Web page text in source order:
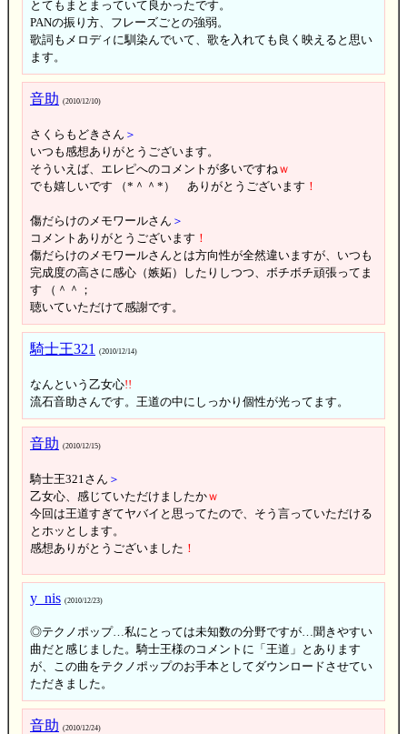
とてもまとまっていて良かったです。
PANの振り方、フレーズごとの強弱。
歌詞もメロディに馴染んでいて、歌を入れても良く映えると思い
ます。
音助 (2010/12/10)
さくらもどきさん ＞
いつも感想ありがとうございます。
そういえば、エレピへのコメントが多いですね ｗ
でも嬉しいです （*＾＾*） ありがとうございます ！
傷だらけのメモワールさん ＞
コメントありがとうございます ！
傷だらけのメモワールさんとは方向性が全然違いますが、いつも
完成度の高さに感心（嫉妬）したりしつつ、ボチボチ頑張ってま
す （＾＾；
聴いていただけて感謝です。
騎士王321 (2010/12/14)
なんという乙女心!!
流石音助さんです。王道の中にしっかり個性が光ってます。
音助 (2010/12/15)
騎士王321さん ＞
乙女心、感じていただけましたかｗ
今回は王道すぎてヤバイと思ってたので、そう言っていただける
とホッとします。
感想ありがとうございました ！
y_nis (2010/12/23)
◎テクノポップ…私にとっては未知数の分野ですが…聞きやすい
曲だと感じました。騎士王様のコメントに「王道」とあります
が、この曲をテクノポップのお手本としてダウンロードさせてい
ただきました。
音助 (2010/12/24)